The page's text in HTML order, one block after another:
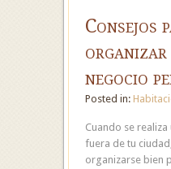
Consejos
organizar
negocio
Posted in:
Cuando se
fuera de tu
organizarse bien